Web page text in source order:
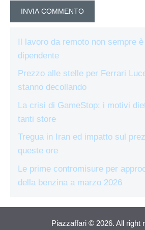
Il lavoro da remoto non sempre
dipendente
Prezzo alle stelle per Ferrari
stanno decollando
La crisi di GameStop: i motivi
tanti store
Tregua in Iran ed impatto sul
queste ore
Le prime contromisure per
della benzina a marzo 2026
Piazzaffari © 2026. All right